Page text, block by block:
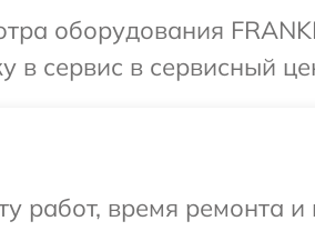
оборудования
в сервис в сервисный
работ, время ремонта и